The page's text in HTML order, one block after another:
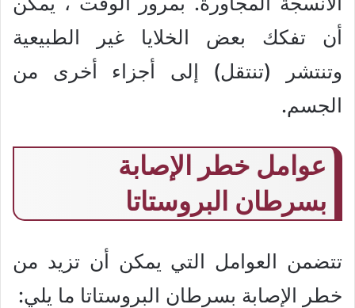
أن تفكك بعض الخلايا غير الطبيعية
وتنتشر (تنتقل) إلى أجزاء أخرى من
الجسم.
عوامل خطر الإصابة
بسرطان البروستاتا
تتضمن العوامل التي يمكن أن تزيد من
خطر الإصابة بسرطان البروستاتا ما يلي: